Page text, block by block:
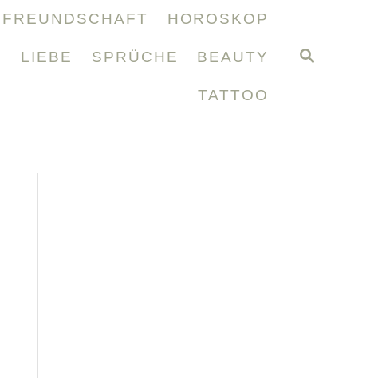
S
FREUNDSCHAFT HOROSKOP
LIEBE SPRÜCHE BEAUTY
TATTOO